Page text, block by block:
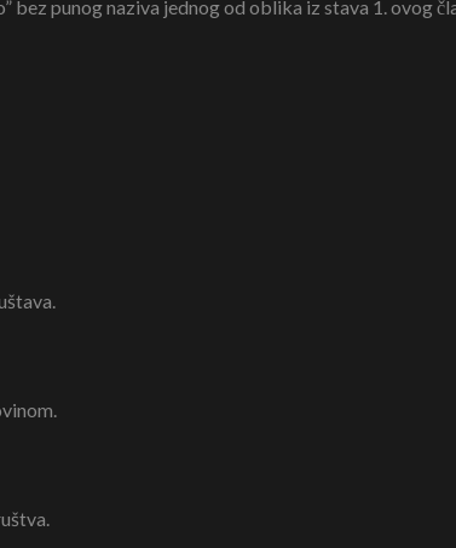
punog naziva jednog od oblika iz stava 1. ovog